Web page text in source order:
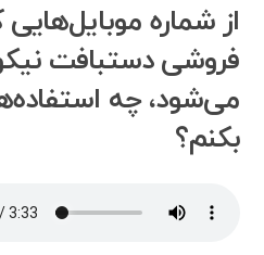
از شماره
فروشی دستبافت
می‌شود، چه
بکنم؟